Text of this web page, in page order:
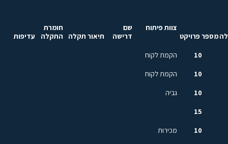
מספר פרויקט
צוות פיתוח
שם
דרישה
תיאור תקלה
חומרת
התקלה
עדיפות
10 הקמת לקוח
10 הקמת לקוח
10 גביה
15
10 מכירות